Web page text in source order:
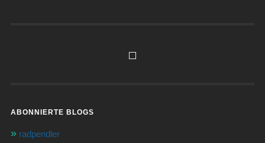
ABONNIERTE BLOGS
radpendler